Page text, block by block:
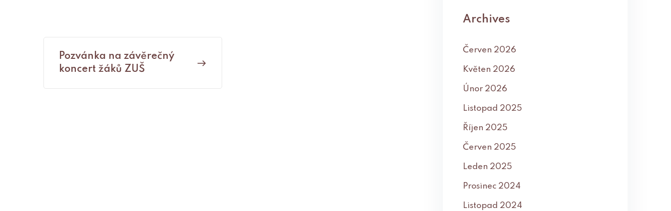
Pozvánka na závěrečný
koncert žáků ZUŠ
Archives
Červen 2026
Květen 2026
Únor 2026
Listopad 2025
Říjen 2025
Červen 2025
Leden 2025
Prosinec 2024
Listopad 2024